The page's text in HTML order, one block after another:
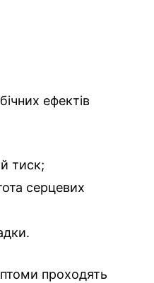
ефектів
тиск;
серцевих
проходять